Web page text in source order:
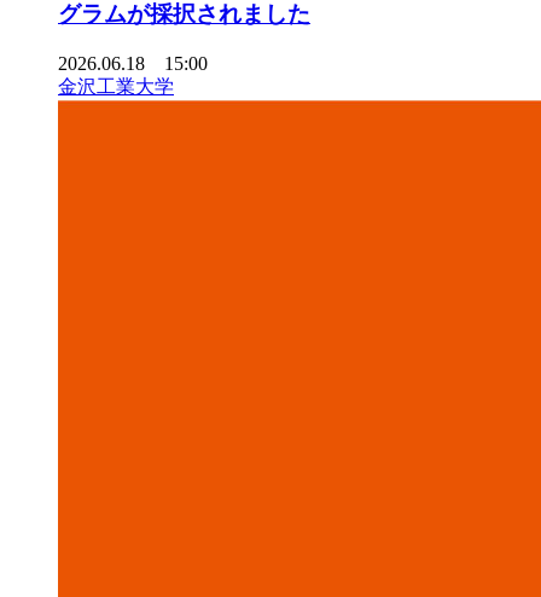
グラムが採択されました
2026.06.18 15:00
金沢工業大学